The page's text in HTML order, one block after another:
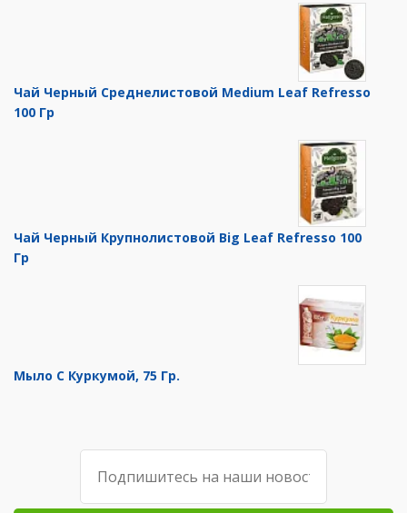
Чай Черный Среднелистовой Medium Leaf Refresso
100 Гр
Чай Черный Крупнолистовой Big Leaf Refresso 100
Гр
Мыло С Куркумой, 75 Гр.